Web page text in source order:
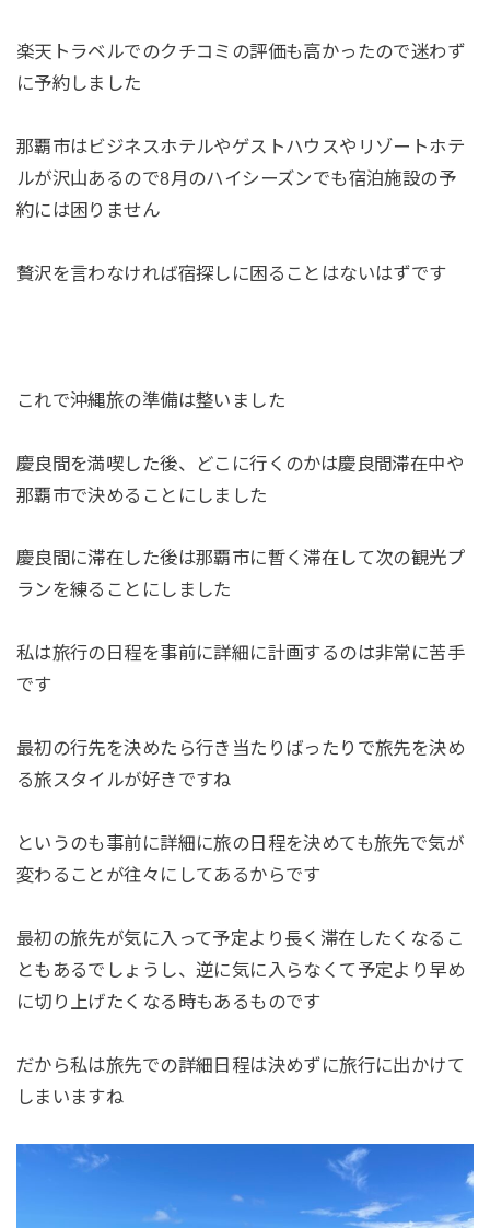
楽天トラベルでのクチコミの評価も高かったので迷わず
に予約しました
那覇市はビジネスホテルやゲストハウスやリゾートホテ
ルが沢山あるので8月のハイシーズンでも宿泊施設の予
約には困りません
贅沢を言わなければ宿探しに困ることはないはずです
これで沖縄旅の準備は整いました
慶良間を満喫した後、どこに行くのかは慶良間滞在中や
那覇市で決めることにしました
慶良間に滞在した後は那覇市に暫く滞在して次の観光プ
ランを練ることにしました
私は旅行の日程を事前に詳細に計画するのは非常に苦手
です
最初の行先を決めたら行き当たりばったりで旅先を決め
る旅スタイルが好きですね
というのも事前に詳細に旅の日程を決めても旅先で気が
変わることが往々にしてあるからです
最初の旅先が気に入って予定より長く滞在したくなるこ
ともあるでしょうし、逆に気に入らなくて予定より早め
に切り上げたくなる時もあるものです
だから私は旅先での詳細日程は決めずに旅行に出かけて
しまいますね